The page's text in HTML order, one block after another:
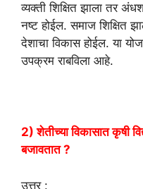
व्यक्ती शिक्षित झाला तर
नष्ट होईल. समाज शिक्षित
देशाचा विकास होईल. या
उपक्रम राबविला आहे.
2) शेतीच्या विकासात कृषी
बजावतात ?
उत्तर :